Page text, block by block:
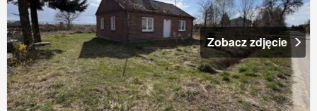
Zobacz zdjęcie